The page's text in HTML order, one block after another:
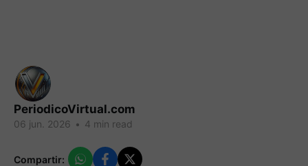
PeriodicoVirtual.com
06 jun. 2026 • 4 min read
Compartir: